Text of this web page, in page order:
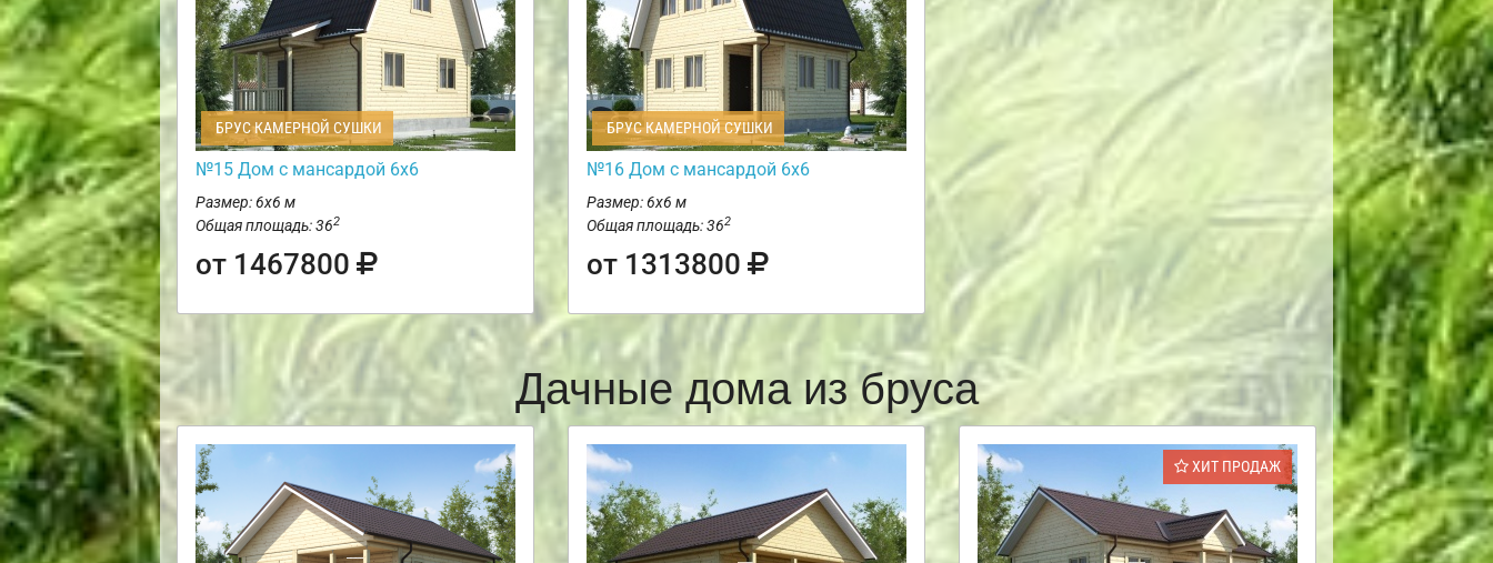
БРУС КАМЕРНОЙ СУШКИ
№15 Дом с мансардой 6х6
Размер: 6х6 м
Общая площадь: 362
от 1467800
БРУС КАМЕРНОЙ СУШКИ
№16 Дом с мансардой 6х6
Размер: 6х6 м
Общая площадь: 362
от 1313800
Дачные дома из бруса
ХИТ ПРОДАЖ